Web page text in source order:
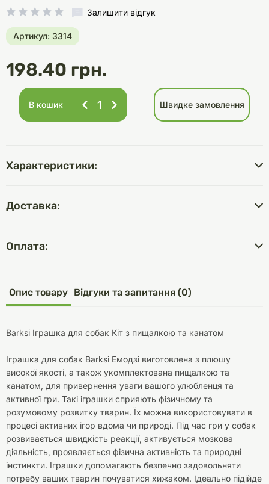
Залишити відгук
Артикул: 3314
198.40 грн.
В кошик Швидке замовлення
Характеристики:
Доставка:
Оплата:
Опис товару Відгуки та запитання (0)
Barksi Іграшка для собак Кіт з пищалкою та канатом
Іграшка для собак Barksi Емодзі виготовлена з плюшу
високої якості, а також укомплектована пищалкою та
канатом, для привернення уваги вашого улюбленця та
активної гри. Такі іграшки сприяють фізичному та
розумовому розвитку тварин. Їх можна використовувати в
процесі активних ігор вдома чи природі. Під час гри у собак
розвивається швидкість реакції, активується мозкова
діяльність, проявляється фізична активність та природні
інстинкти. Іграшки допомагають безпечно задовольняти
потребу ваших тварин почуватися хижаком. Ідеально підійде